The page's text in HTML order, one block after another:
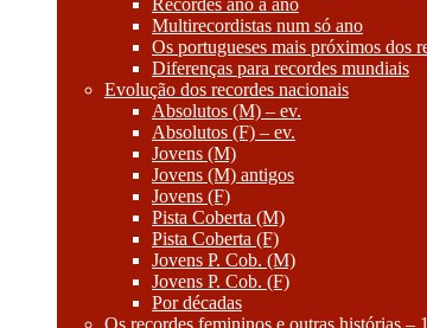
Recordes ano a ano
Multirecordistas num só ano
Os portugueses mais próximos dos
Diferenças para recordes mundiais
Evolução dos recordes nacionais
Absolutos (M) – ev.
Absolutos (F) – ev.
Jovens (M)
Jovens (M) antigos
Jovens (F)
Pista Coberta (M)
Pista Coberta (F)
Jovens P. Cob. (M)
Jovens P. Cob. (F)
Por décadas
Os recordes femininos e outras histórias